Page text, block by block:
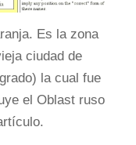
Es la zona
ciudad de
la cual fue
el Oblast ruso